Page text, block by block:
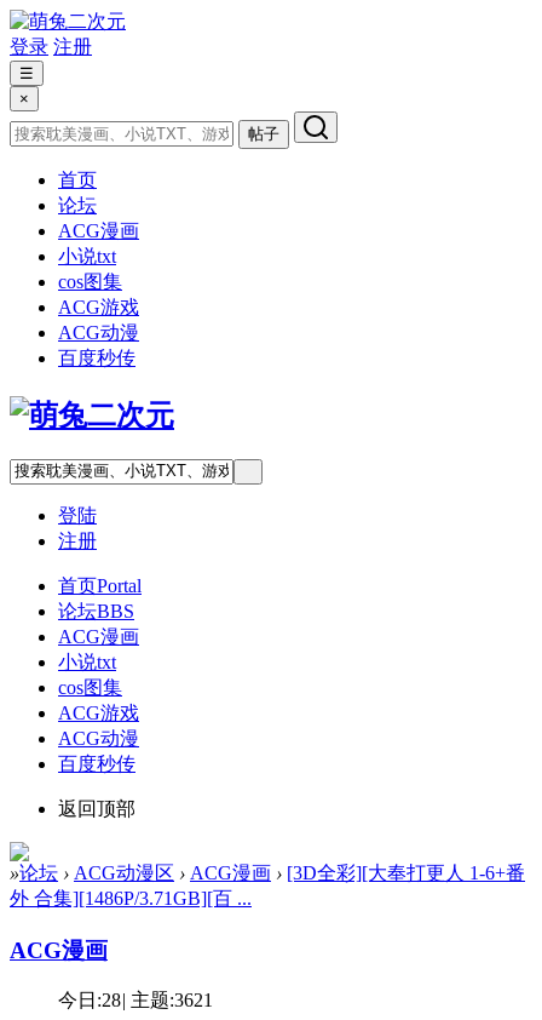
登录 注册
☰
×
帖子
首页
论坛
ACG漫画
小说txt
cos图集
ACG游戏
ACG动漫
百度秒传
登陆
注册
首页Portal
论坛BBS
ACG漫画
小说txt
cos图集
ACG游戏
ACG动漫
百度秒传
返回顶部
»论坛 › ACG动漫区 › ACG漫画 › [3D全彩][大奉打更人 1-6+番
外 合集][1486P/3.71GB][百 ...
ACG漫画
今日:28| 主题:3621